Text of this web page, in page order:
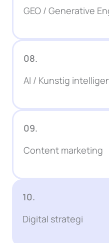
GEO / Generative
08.
AI / Kunstig
09.
Content marketing
10.
Digital strategi